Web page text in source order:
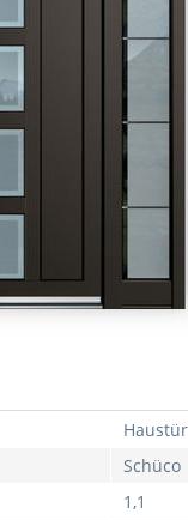
Haustür
Schüco
1,1